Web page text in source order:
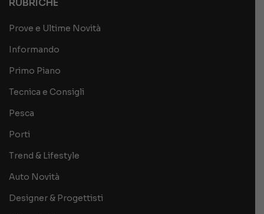
RUBRICHE
Prove e Ultime Novità
Informando
Primo Piano
Tecnica e Consigli
Pesca
Porti
Trend & Lifestyle
Auto Novità
Designer & Progettisti